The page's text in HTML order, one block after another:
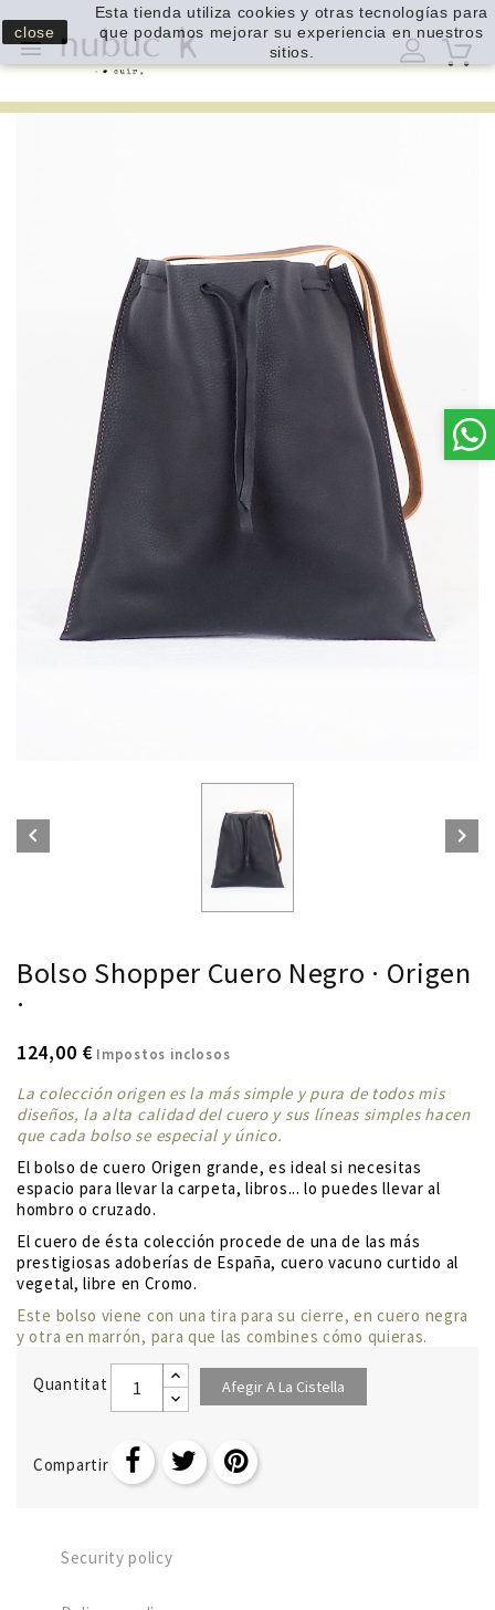

 
Bolso Shopper Cuero Negro · Origen
·
124,00 € Impostos inclosos
La colección origen es la más simple y pura de todos mis
diseños, la alta calidad del cuero y sus líneas simples hacen
que cada bolso se especial y único.
El bolso decuero Origen grande, es ideal si necesitas
espacio para llevar la carpeta, libros... lo puedes llevar al
hombro o cruzado.
El cuero de ésta colección procede de una de las más
prestigiosas adoberías de España, cuero vacuno curtido al
vegetal, libre en Cromo.
Este bolso viene con una tira para su cierre, en cuero negra
y otra en marrón, para que las combines cómo quieras.
Quantitat Afegir A La Cistella
Compartir
Security policy
close
Esta tienda utiliza cookies y otras tecnologías para
que podamos mejorar su experiencia en nuestros
sitios.